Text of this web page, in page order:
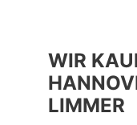
WIR
LIMMER